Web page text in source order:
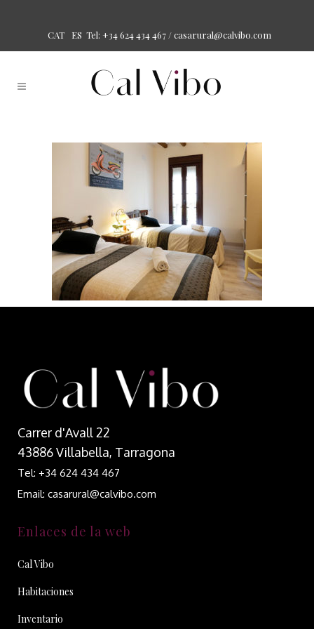
CAT ES Tel: +34 624 434 467 / casarural@calvibo.com
Carrer d'Avall 22
43886 Villabella, Tarragona
Tel: +34 624 434 467
Email: casarural@calvibo.com
Enlaces de la web
Cal Vibo
Habitaciones
Inventario